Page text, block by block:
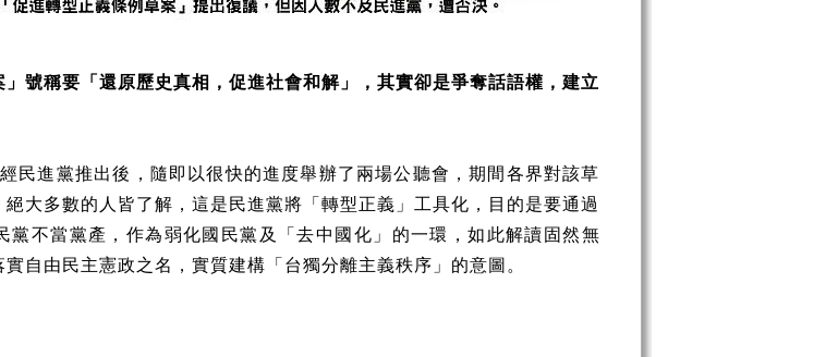
號稱要「還原歷史真相，促進社會和解」，其實卻是爭奪話語權，建立
民進黨推出後，隨即以很快的進度舉辦了兩場公聽會，期間各界對該草
大多數的人皆了解，這是民進黨將「轉型正義」工具化，目的是要通過
黨不當黨產，作為弱化國民黨及「去中國化」的一環，如此解讀固然無
自由民主憲政之名，實質建構「台獨分離主義秩序」的意圖。